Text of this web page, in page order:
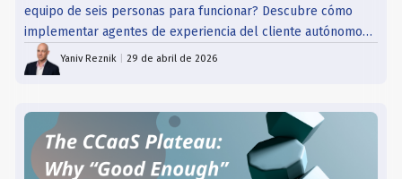
equipo de seis personas para funcionar? Descubre cómo
implementar agentes de experiencia del cliente autónomos
que entienden tu negocio en cuestión de días: sin ingenieros,
sin bandejas de pizza, solo resultados.
Yaniv Reznik |29 de abril de 2026